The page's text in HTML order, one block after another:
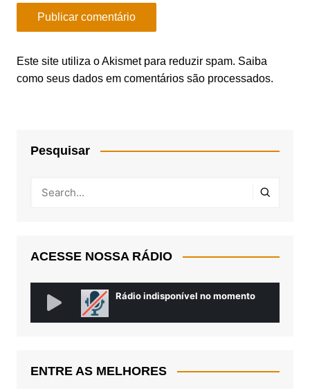
Este site utiliza o Akismet para reduzir spam. Saiba
como seus dados em comentários são processados.
Pesquisar
ACESSE NOSSA RÁDIO
ENTRE AS MELHORES